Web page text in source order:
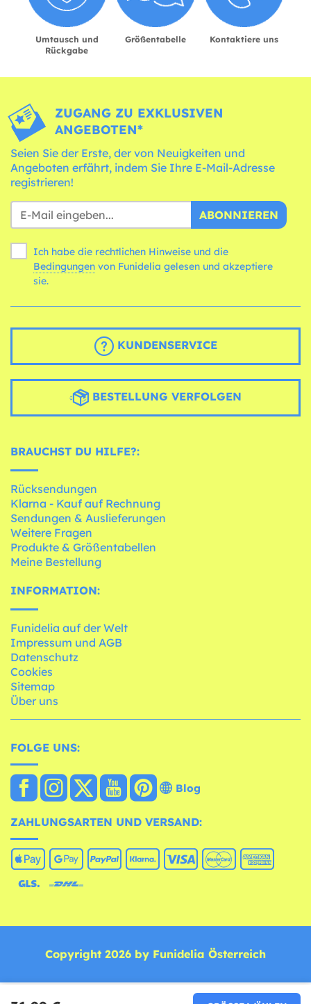
Umtausch und
Rückgabe
Größentabelle Kontaktiere uns
ZUGANG ZU EXKLUSIVEN
ANGEBOTEN*
Seien Sie der Erste, der von Neuigkeiten und
Angeboten erfährt, indem Sie Ihre E-Mail-Adresse
registrieren!
ABONNIEREN
Ich habe die rechtlichen Hinweise und die
Bedingungen
sie.
KUNDENSERVICE
BESTELLUNG VERFOLGEN
BRAUCHST DU HILFE?:
Rücksendungen
Klarna - Kauf auf Rechnung
Sendungen & Auslieferungen
Weitere Fragen
Produkte & Größentabellen
Meine Bestellung
INFORMATION:
Funidelia auf der Welt
Impressum und AGB
Datenschutz
Cookies
Sitemap
Über uns
FOLGE UNS:
Blog
ZAHLUNGSARTEN UND VERSAND:
Copyright 2026 by Funidelia Österreich